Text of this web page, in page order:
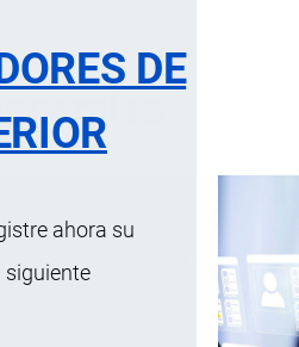
DE
ahora su
siguiente